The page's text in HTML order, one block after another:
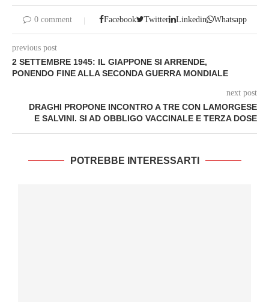
0 comment Facebook Twitter Linkedin Whatsapp
previous post
2 SETTEMBRE 1945: IL GIAPPONE SI ARRENDE,
PONENDO FINE ALLA SECONDA GUERRA MONDIALE
next post
DRAGHI PROPONE INCONTRO A TRE CON LAMORGESE
E SALVINI. SI AD OBBLIGO VACCINALE E TERZA DOSE
POTREBBE INTERESSARTI